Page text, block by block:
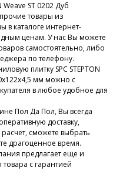
Weave ST 0202 Дуб
товары из
в каталоге интернет-
ценам. У нас Вы можете
самостоятельно, либо
по телефону.
плитку SPC STEPTON
мм можно с
в любое удобное для
Пол Да Пол, Вы всегда
доставку,
сможете выбрать
драгоценное время.
предлагает еще и
с гарантией